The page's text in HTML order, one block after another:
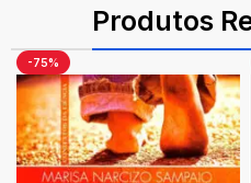
Produtos
-75%